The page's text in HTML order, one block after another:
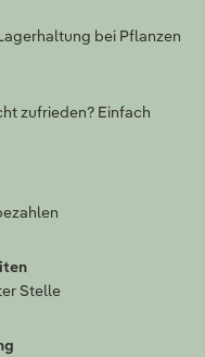
bei Pflanzen
zufrieden? Einfach
Stelle